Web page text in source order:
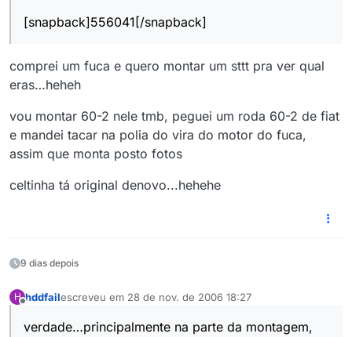
[snapback]556041[/snapback]
comprei um fuca e quero montar um sttt pra ver qual
eras…heheh
vou montar 60-2 nele tmb, peguei um roda 60-2 de fiat
e mandei tacar na polia do vira do motor do fuca,
assim que monta posto fotos
celtinha tá original denovo...hehehe
9 dias depois
H hddfailescreveu em 28 de nov. de 2006 18:27
última edição por
verdade…principalmente na parte da montagem,